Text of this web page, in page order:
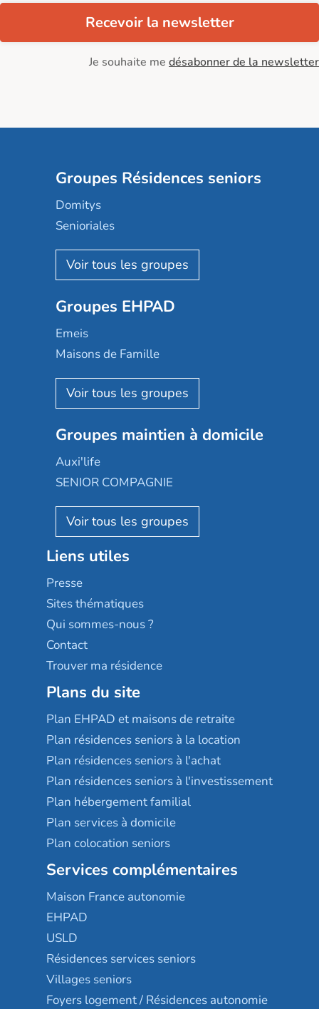
Recevoir la newsletter
Je souhaite me désabonner de la newsletter
Groupes Résidences seniors
Domitys
Senioriales
Nohée
Les Résidentiels
Mobicap
Domusvi
Happy Senior
Aquarelia
Nexity edenea
Les jardins d'Arcadie
Occitalia
Appartseniors
Reseda
Stella management
Les villages d'or
Sérénys
Résidences services Villa Médicis
Groupes EHPAD
Emeis
Maisons de Famille
Korian
Emera
Groupe SOS
Le Noble Âge
Almage
Résidalya
Groupe aplus
Groupes maintien à domicile
Auxi'life
SENIOR COMPAGNIE
AGE D'OR Services
Liens utiles
Presse
Sites thématiques
Qui sommes-nous ?
Contact
Trouver ma résidence
Plans du site
Plan EHPAD et maisons de retraite
Plan résidences seniors à la location
Plan résidences seniors à l'achat
Plan résidences seniors à l'investissement
Plan hébergement familial
Plan services à domicile
Plan colocation seniors
Services complémentaires
Maison France autonomie
EHPAD
USLD
Résidences services seniors
Villages seniors
Foyers logement / Résidences autonomie